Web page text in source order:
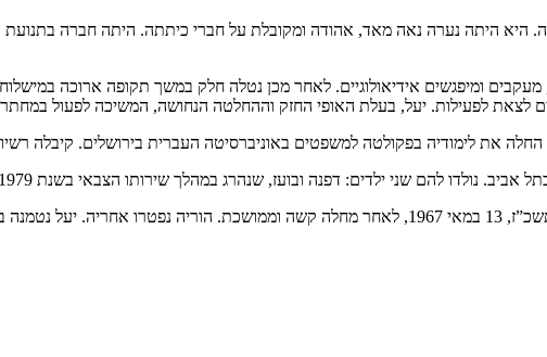
היא היתה נערה נאה מאד, אהודה ומקובלת על חברי כיתתה. היתה חברה
ומיפגשים אידיאולוגיים. לאחר מכן נטלה חלק במשך תקופה ארוכה
לצאת לפעילות. יעל, בעלת האופי החזק וההחלטה הנחושה, המשיכה לפעול
להם שני ילדים: דפנה ובועז, שנהרג במהלך שירותו הצבאי בשנת 1979. לדפנה נולדו שני בנים: עמרי ובועז.
בחולון.